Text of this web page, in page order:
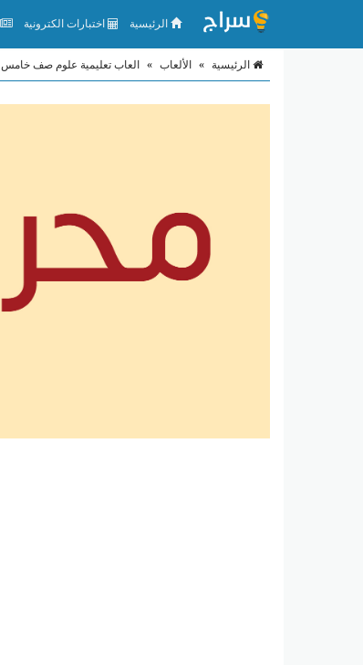
الرئيسية اختبارات الكترونية
الرئيسية » الألعاب » العاب تعليمية علوم صف خامس